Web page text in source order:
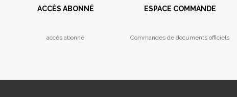
ACCÈS ABONNÉ
accès abonné
ESPACE COMMANDE
Commandes de documents officiels